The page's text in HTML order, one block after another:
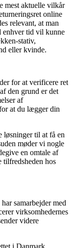
mest aktuelle vilkår
online
relevant, at man
enhver tid vil kunne
stativ,
eller kvinde.
for at verificere ret
den grund er det
af
at du lægger din
løsninger til at få en
møder vi nogle
en omtale af
tilfredsheden hos
samarbejder med
virksomhedernes
videre
i Danmark